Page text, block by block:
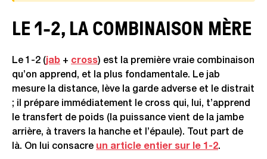
LE 1-2, LA COMBINAISON MÈRE
Le 1-2 (jab + cross) est la première vraie combinaison
qu’on apprend, et la plus fondamentale. Le jab
mesure la distance, lève la garde adverse et le distrait
; il prépare immédiatement le cross qui, lui, t’apprend
le transfert de poids (la puissance vient de la jambe
arrière, à travers la hanche et l’épaule). Tout part de
là. On lui consacre un article entier sur le 1-2.